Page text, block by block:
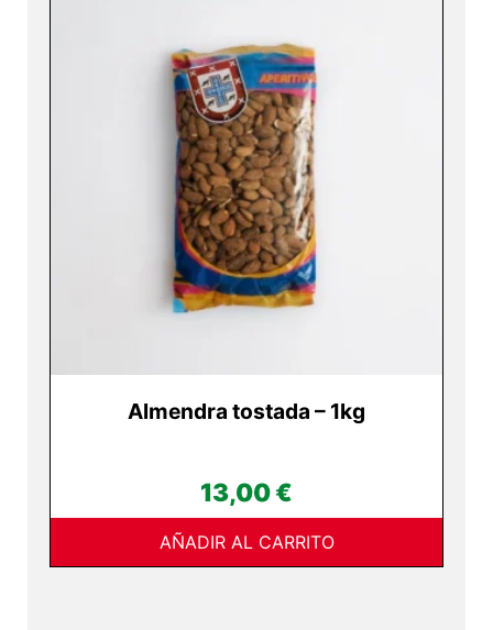
Almendra tostada – 1kg
13,00€
AÑADIR AL CARRITO